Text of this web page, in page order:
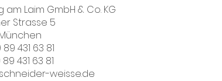
Laim GmbH & Co. KG
Strasse 5
431 63 81
431 63 81
weisse.de